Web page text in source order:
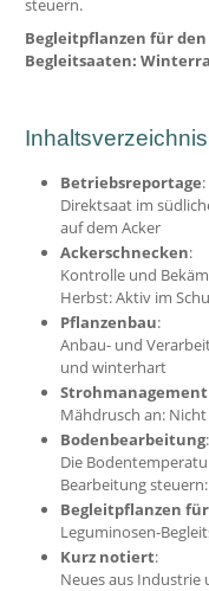
steuern.
Begleitpflanzen für
Begleitsaaten:
Inhaltsverzeichnis
Betriebsreportage:
Direktsaat im
auf dem Acker
Ackerschnecken:
Kontrolle und
Herbst: Aktiv im
Pflanzenbau:
Anbau- und
und winterhart
Strohmanagement
Mähdrusch an:
Bodenbearbeitung:
Die
Bearbeitung
Begleitpflanzen
Leguminosen-
Kurz notiert:
Neues aus Industrie